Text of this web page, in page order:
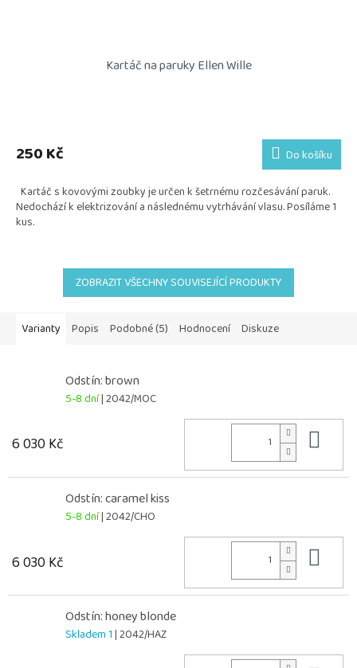
Kartáč na paruky Ellen Wille
produktu
je
5
hvězdiček.
250 Kč Do košíku
Kartáč s kovovými zoubky je určen k šetrnému rozčesávání paruk.
Nedochází k elektrizování a následnému vytrhávání vlasu. Posíláme 1
kus.
ZOBRAZIT VŠECHNY SOUVISEJÍCÍ PRODUKTY
Varianty Popis Podobné (5) Hodnocení Diskuze
Odstín: brown
5-8 dní| 2042/MOC
6 030 Kč
Odstín: caramel kiss
5-8 dní| 2042/CHO
6 030 Kč
Odstín: honey blonde
Skladem 1| 2042/HAZ